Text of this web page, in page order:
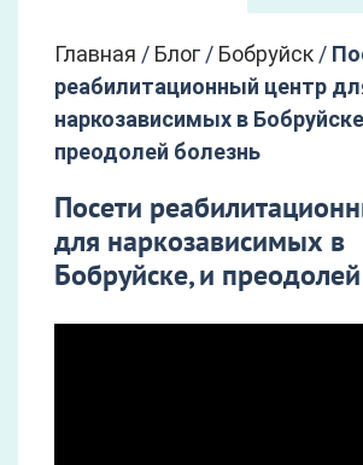
Главная / Блог / Бобруйск /
реабилитационный центр
наркозависимых в
преодолей болезнь
Посети
для наркозависимых в
Бобруйске, и